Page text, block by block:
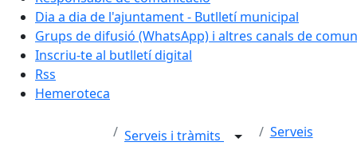
Dia a dia de l'ajuntament - Butlletí municipal
Grups de difusió (WhatsApp) i altres canals de
Inscriu-te al butlletí digital
Rss
Hemeroteca
Serveis i tràmits Serveis